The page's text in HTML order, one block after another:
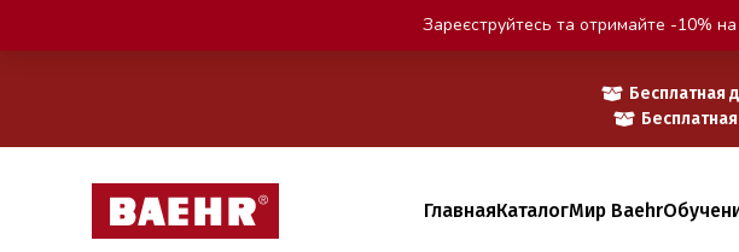
Бесплатная
ГлавнаяКаталогМир Baehr
Зареєструйтесь та отримайте -10%